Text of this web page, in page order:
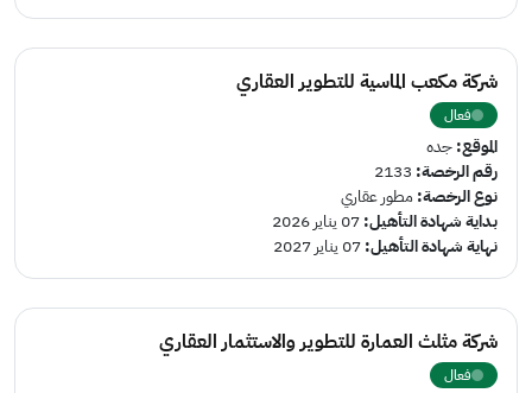
شركة مكعب الماسية للتطوير العقاري
فعال
الموقع:جده
رقم الرخصة: 2133
نوع الرخصة:مطور عقاري
بداية شهادة التأهيل:07 يناير 2026
نهاية شهادة التأهيل:07 يناير 2027
شركة مثلث العمارة للتطوير والاستثمار العقاري
فعال